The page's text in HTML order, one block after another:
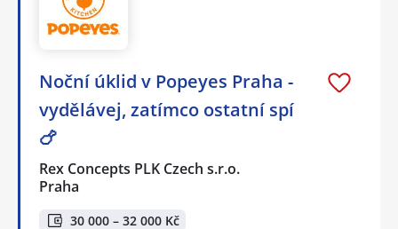
Noční úklid v Popeyes Praha -
vydělávej, zatímco ostatní spí
🍗
Rex Concepts PLK Czech s.r.o.
Praha
30 000 – 32 000 Kč